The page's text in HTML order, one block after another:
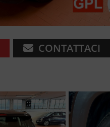
CONTATTACI